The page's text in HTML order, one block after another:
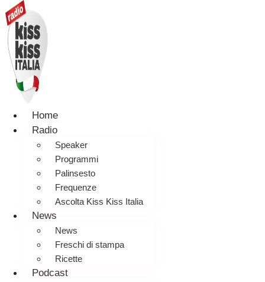
Home
Radio
Speaker
Programmi
Palinsesto
Frequenze
Ascolta Kiss Kiss Italia
News
News
Freschi di stampa
Ricette
Podcast